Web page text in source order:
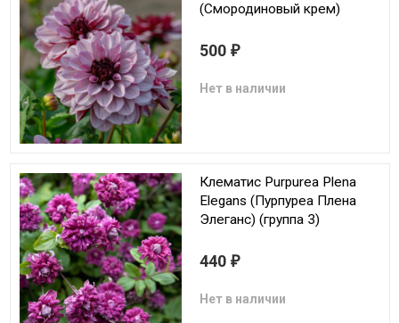
(Смородиновый крем)
500 ₽
Нет в наличии
Клематис Purpurea Plena
Elegans (Пурпуреа Плена
Элеганс) (группа 3)
440 ₽
Нет в наличии